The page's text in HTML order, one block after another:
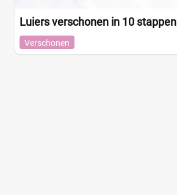
Luiers verschonen in 10 stappen
Verschonen